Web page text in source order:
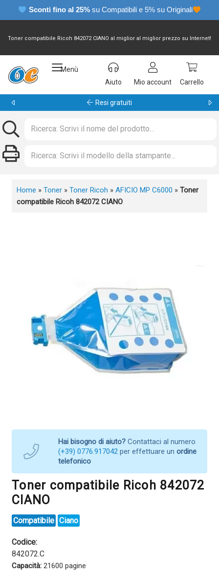
Sconti fino al 25% su Compatibili e 5% su Originali
Toner compatibile Ricoh 842072 CIANO al miglior al miglior prezzo su Internet!
Menù
Aiuto
Mio account Carrello
Garanzia 24 mesi
Home » Toner » Toner Ricoh » AFICIO MP C6000 » Toner
compatibile Ricoh 842072 CIANO
Hai bisogno di aiuto? Contattaci al numero
(+39) 0776.917042 per effettuare un ordine
telefonico
Toner compatibile Ricoh 842072
CIANO
Compatibile Ciano
Codice:
842072.C
Capacità: 21600 pagine